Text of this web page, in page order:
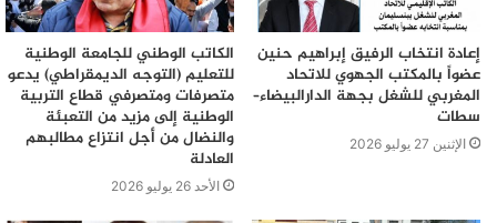
إعادة انتخاب الرفيق إبراهيم حنين
عضواً بالمكتب الجهوي للاتحاد
المغربي للشغل بجهة الدارالبيضاء–
سطات
الإثنين 27 يوليو 2026
الكاتب الوطني للجامعة الوطنية
للتعليم (التوجه الديمقراطي) يدعو
متصرفات ومتصرفي قطاع التربية
الوطنية إلى مزيد من التعبئة
والنضال من أجل انتزاع مطالبهم
العادلة
الأحد 26 يوليو 2026